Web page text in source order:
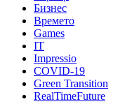
Бизнес
Времето
Games
IT
Impressio
COVID-19
Green Transition
RealTimeFuture